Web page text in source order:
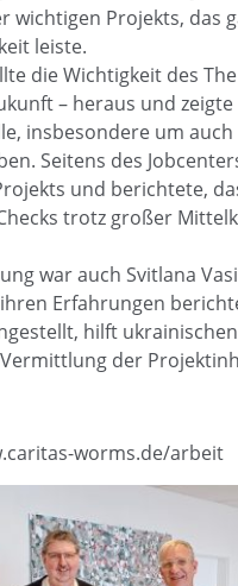
wichtigen Projekts, das
leiste.
die Wichtigkeit des
– heraus und
insbesondere um
Seitens des
und berichtete,
trotz großer
war auch Svitlana
Erfahrungen
hilft
der
worms.de/arbeit